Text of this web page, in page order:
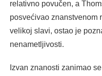
relativno povučen, a
posvećivao znanstvenom
velikoj slavi, ostao je
nenametljivosti.
Izvan znanosti zanimao